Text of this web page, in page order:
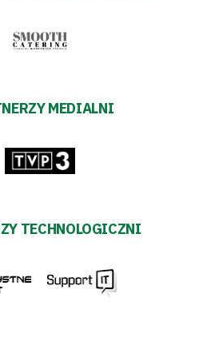
MEDIALNI
TECHNOLOGICZNI